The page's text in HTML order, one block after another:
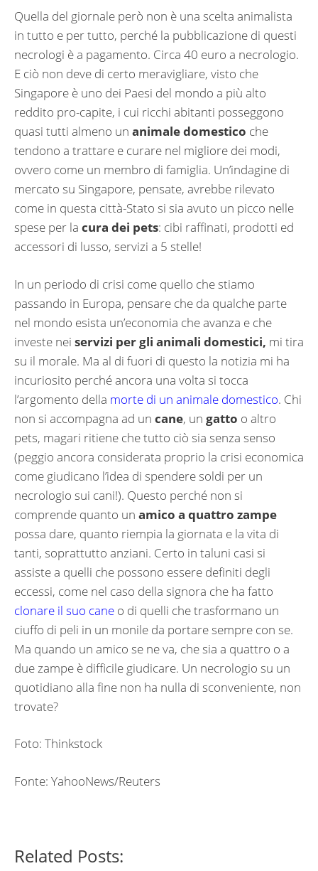
Quella del giornale però non è una scelta animalista
in tutto e per tutto, perché la pubblicazione di questi
necrologi è a pagamento. Circa 40 euro a necrologio.
E ciò non deve di certo meravigliare, visto che
Singapore è uno dei Paesi del mondo a più alto
reddito pro-capite, i cui ricchi abitanti posseggono
quasi tutti almeno un animale domestico che
tendono a trattare e curare nel migliore dei modi,
ovvero come un membro di famiglia. Un’indagine di
mercato su Singapore, pensate, avrebbe rilevato
come in questa città-Stato si sia avuto un picco nelle
spese per la cura dei pets: cibi raffinati, prodotti ed
accessori di lusso, servizi a 5 stelle!
In un periodo di crisi come quello che stiamo
passando in Europa, pensare che da qualche parte
nel mondo esista un’economia che avanza e che
investe nei servizi per gli animali domestici, mi tira
su il morale. Ma al di fuori di questo la notizia mi ha
incuriosito perché ancora una volta si tocca
l’argomento della morte di un animale domestico. Chi
non si accompagna ad un cane, un gatto o altro
pets, magari ritiene che tutto ciò sia senza senso
(peggio ancora considerata proprio la crisi economica
come giudicano l’idea di spendere soldi per un
necrologio sui cani!). Questo perché non si
comprende quanto un amico a quattro zampe
possa dare, quanto riempia la giornata e la vita di
tanti, soprattutto anziani. Certo in taluni casi si
assiste a quelli che possono essere definiti degli
eccessi, come nel caso della signora che ha fatto
clonare il suo cane o di quelli che trasformano un
ciuffo di peli in un monile da portare sempre con se.
Ma quando un amico se ne va, che sia a quattro o a
due zampe è difficile giudicare. Un necrologio su un
quotidiano alla fine non ha nulla di sconveniente, non
trovate?
Foto: Thinkstock
Fonte: YahooNews/Reuters
Related Posts: